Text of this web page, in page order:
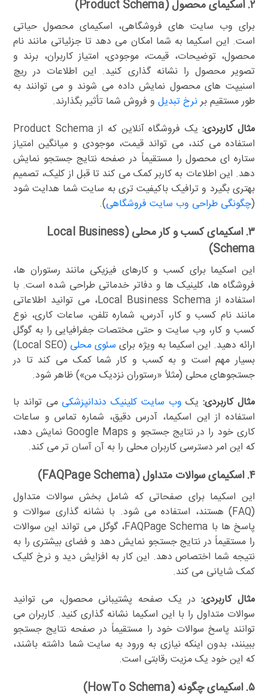
۲. اسکیمای محصول (Product Schema)
برای وب سایت های فروشگاهی، اسکیمای محصول حیاتی
است. این اسکیما به شما امکان می دهد تا جزئیاتی مانند نام
محصول، توضیحات، قیمت، موجودی، امتیاز کاربران، برند و
تصویر محصول را نشانه گذاری کنید. این اطلاعات در ریچ
اسنیپت های محصول نمایش داده می شوند و می توانند به
طور مستقیم برنرخ تبدیل و فروش شما تأثیر بگذارند.
مثال کاربردی:
یک فروشگاه آنلاین که از Product Schema
استفاده می کند، می تواند قیمت، موجودی و میانگین امتیاز
ستاره ای محصول را مستقیماً در صفحه نتایج جستجو نمایش
دهد. این اطلاعات به کاربر کمک می کند تا قبل از کلیک، تصمیم
بهتری بگیرد و ترافیک باکیفیت تری به سایت شما هدایت شود
(چگونگی طراحی وب سایت فروشگاهی).
۳. اسکیمای کسب و کار محلی (Local Business
Schema)
این اسکیما برای کسب و کارهای فیزیکی مانند رستوران ها،
فروشگاه ها، کلینیک ها و دفاتر خدماتی طراحی شده است. با
استفاده از Local Business Schema، می توانید اطلاعاتی
مانند نام کسب و کار، آدرس، شماره تلفن، ساعات کاری، نوع
کسب و کار، وب سایت و حتی مختصات جغرافیایی را به گوگل
ارائه دهید. این اسکیما به ویژه برای سئوی محلی
(Local SEO)
بسیار مهم است و به کسب و کار شما کمک می کند تا در
جستجوهای محلی (مثلاً «رستوران نزدیک من») ظاهر شود.
مثال کاربردی:یک وب سایت کلینیک دندانپزشکی می تواند با
استفاده از این اسکیما، آدرس دقیق، شماره تماس و ساعات
کاری خود را در نتایج جستجو و Google Maps نمایش دهد،
که این امر دسترسی کاربران محلی را به آن آسان تر می کند.
۴. اسکیمای سوالات متداول (FAQPage Schema)
این اسکیما برای صفحاتی که شامل بخش سوالات متداول
(FAQ) هستند، استفاده می شود. با نشانه گذاری سوالات و
پاسخ ها با FAQPage Schema، گوگل می تواند این سوالات
را مستقیماً در نتایج جستجو نمایش دهد و فضای بیشتری را به
نتیجه شما اختصاص دهد. این کار به افزایش دید و نرخ کلیک
کمک شایانی می کند.
مثال کاربردی:در یک صفحه پشتیبانی محصول، می توانید
سوالات متداول را با این اسکیما نشانه گذاری کنید. کاربران می
توانند پاسخ سوالات خود را مستقیماً در صفحه نتایج جستجو
ببینند، بدون اینکه نیازی به ورود به سایت شما داشته باشند،
که این خود یک مزیت رقابتی است.
۵. اسکیمای چگونه (HowTo Schema)